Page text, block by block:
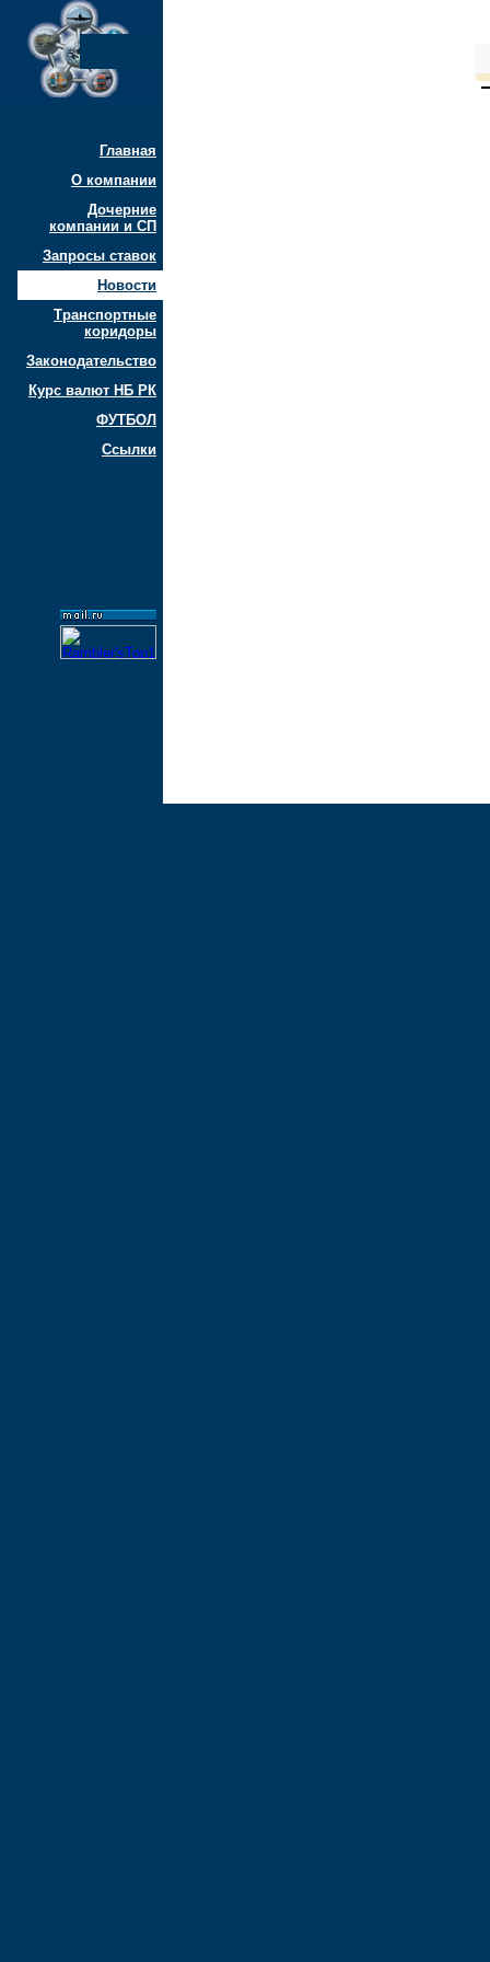
Главная
О компании
Дочерние
компании и СП
Запросы ставок
Новости
Транспортные
коридоры
Законодательство
Курс валют НБ РК
ФУТБОЛ
Ссылки